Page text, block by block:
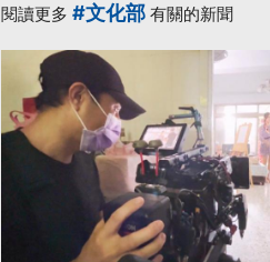
閱讀更多 #文化部 有關的新聞